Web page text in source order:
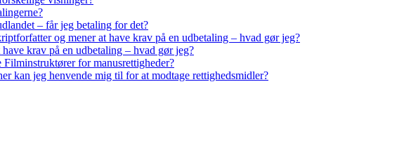
– får jeg betaling for det?
og mener at have krav på en udbetaling – hvad gør jeg?
krav på en udbetaling – hvad gør jeg?
for manusrettigheder?
kan jeg henvende mig til for at modtage rettighedsmidler?